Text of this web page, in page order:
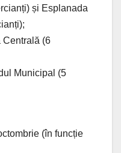
și Esplanada
Centrală (6
Municipal (5
(în funcție